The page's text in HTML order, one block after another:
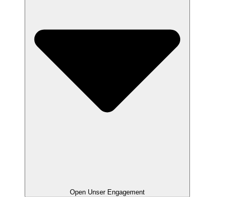
Open Unser Engagement